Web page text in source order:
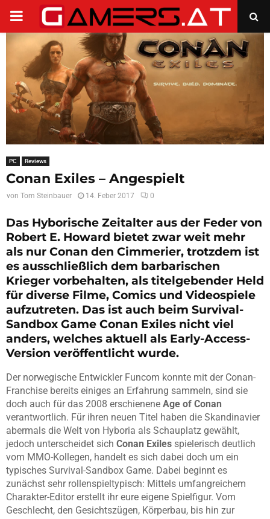
PRIMARY
MENU
PC Reviews
Conan Exiles – Angespielt
von Tom Steinbauer 14. Feber 2017 0
Das Hyborische Zeitalter aus der Feder von
Robert E. Howard bietet zwar weit mehr
als nur Conan den Cimmerier, trotzdem ist
es ausschließlich dem barbarischen
Krieger vorbehalten, als titelgebender Held
für diverse Filme, Comics und Videospiele
aufzutreten. Das ist auch beim Survival-
Sandbox Game Conan Exiles nicht viel
anders, welches aktuell als Early-Access-
Version veröffentlicht wurde.
Der norwegische Entwickler Funcom konnte mit der Conan-
Franchise bereits einiges an Erfahrung sammeln, sind sie
doch auch für das 2008 erschienene Age of Conan
verantwortlich. Für ihren neuen Titel haben die Skandinavier
abermals die Welt von Hyboria als Schauplatz gewählt,
jedoch unterscheidet sich Conan Exiles spielerisch deutlich
vom MMO-Kollegen, handelt es sich dabei doch um ein
typisches Survival-Sandbox Game. Dabei beginnt es
zunächst sehr rollenspieltypisch: Mittels umfangreichem
Charakter-Editor erstellt ihr eure eigene Spielfigur. Vom
Geschlecht, den Gesichtszügen, Körperbau, bis hin zur